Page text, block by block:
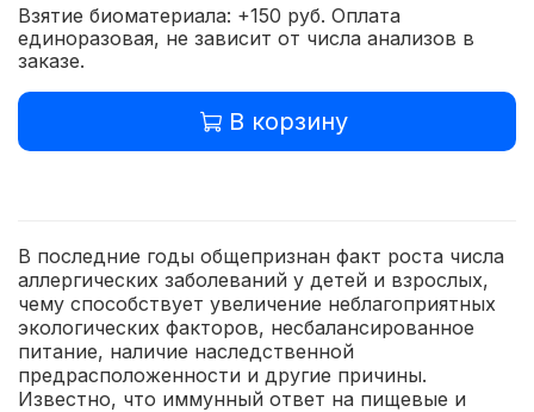
Взятие биоматериала: +150 руб. Оплата
единоразовая, не зависит от числа анализов в
заказе.
В корзину
В последние годы общепризнан факт роста числа
аллергических заболеваний у детей и взрослых,
чему способствует увеличение неблагоприятных
экологических факторов, несбалансированное
питание, наличие наследственной
предрасположенности и другие причины.
Известно, что иммунный ответ на пищевые и